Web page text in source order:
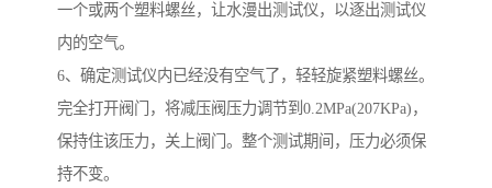
一个或两个塑料螺丝，让水漫出测试仪，以逐出测试仪
内的空气。
6、确定测试仪内已经没有空气了，轻轻旋紧塑料螺丝。
完全打开阀门，将减压阀压力调节到0.2MPa(207KPa)，
保持住该压力，关上阀门。整个测试期间，压力必须保
持不变。